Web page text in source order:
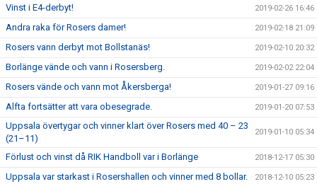
Vinst i E4-derbyt! 2019-02-26 16:46
Andra raka för Rosers damer! 2019-02-18 21:09
Rosers vann derbyt mot Bollstanäs! 2019-02-10 20:32
Borlänge vände och vann i Rosersberg. 2019-02-02 22:04
Rosers vände och vann mot Åkersberga! 2019-01-27 09:16
Alfta fortsätter att vara obesegrade. 2019-01-20 07:53
Uppsala övertygar och vinner klart över Rosers med 40 – 23
(21–11)
2019-01-10 05:34
Förlust och vinst då RIK Handboll var i Borlänge 2018-12-17 05:30
Uppsala var starkast i Rosershallen och vinner med 8 bollar. 2018-12-10 05:23